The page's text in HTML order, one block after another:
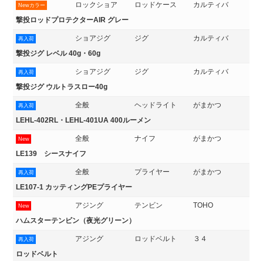
Newカラー ロックショア ロッドケース カルティバ
撃投ロッドプロテクターAIR グレー
再入荷 ショアジグ ジグ カルティバ
撃投ジグ レベル 40g・60g
再入荷 ショアジグ ジグ カルティバ
撃投ジグ ウルトラスロー40g
再入荷 全般 ヘッドライト がまかつ
LEHL-402RL・LEHL-401UA 400ルーメン
New 全般 ナイフ がまかつ
LE139 シースナイフ
再入荷 全般 プライヤー がまかつ
LE107-1 カッティングPEプライヤー
New アジング テンビン TOHO
ハムスターテンビン（夜光グリーン）
再入荷 アジング ロッドベルト ３４
ロッドベルト